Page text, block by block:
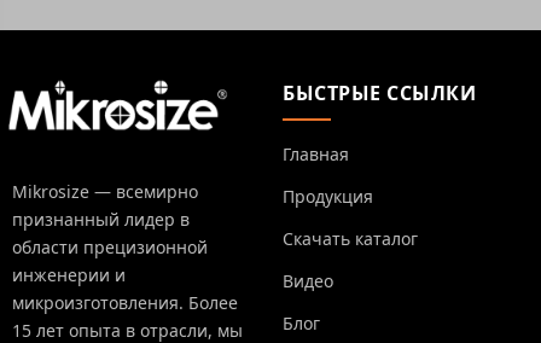
Mikrosize — всемирно
признанный лидер в
области прецизионной
инженерии и
микроизготовления. Более
15 лет опыта в отрасли, мы
БЫСТРЫЕ ССЫЛКИ
Главная
Продукция
Скачать каталог
Видео
Блог